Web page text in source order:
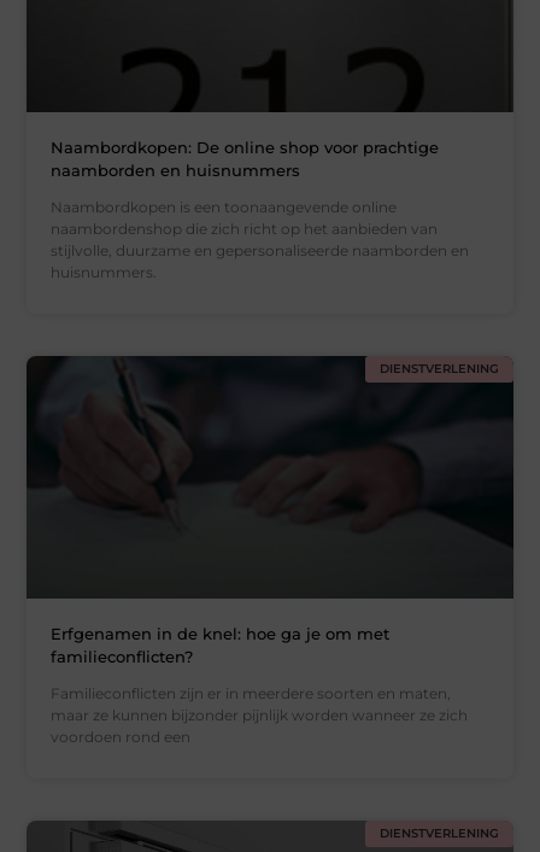
Naambordkopen: De online shop voor prachtige
naamborden en huisnummers
Naambordkopen is een toonaangevende online
naambordenshop die zich richt op het aanbieden van
stijlvolle, duurzame en gepersonaliseerde naamborden en
huisnummers.
DIENSTVERLENING
Erfgenamen in de knel: hoe ga je om met
familieconflicten?
Familieconflicten zijn er in meerdere soorten en maten,
maar ze kunnen bijzonder pijnlijk worden wanneer ze zich
voordoen rond een
DIENSTVERLENING